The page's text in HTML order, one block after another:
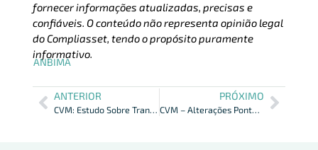
fornecer informações atualizadas, precisas e
confiáveis. O conteúdo não representa opinião legal
do Compliasset, tendo o propósito puramente
informativo.
ANBIMA
ANTERIOR
CVM: Estudo Sobre Transferência de Investimentos Entre Corretoras
PRÓXIMO
CVM – Alterações Pontuais na Regra de Crowdfunding de Investimento